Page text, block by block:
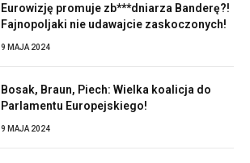
Eurowizję promuje zb***dniarza Banderę?!
Fajnopoljaki nie udawajcie zaskoczonych!
9 MAJA 2024
Bosak, Braun, Piech: Wielka koalicja do
Parlamentu Europejskiego!
9 MAJA 2024